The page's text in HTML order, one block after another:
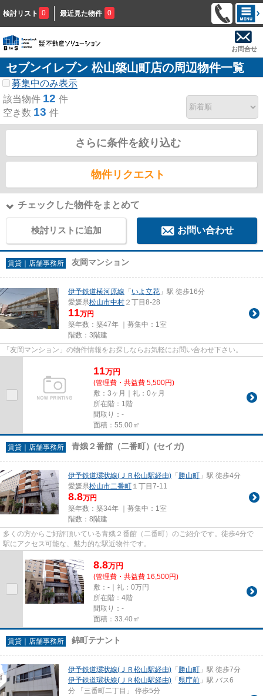
検討リスト 0 最近見た物件 0
お問合せ
セブンイレブン 松山築山町店の周辺物件一覧
募集中のみ表示
該当物件 12 件
空き数 13 件
さらに条件を絞り込む
物件リクエスト
チェックした物件をまとめて
検討リストに追加 お問い合わせ
賃貸｜店舗事務所 友岡マンション
伊予鉄道横河原線 「 いよ立花 」駅 徒歩16分
愛媛県松山市中村 ２丁目8-28
11万円
築年数：築47年 ｜募集中： 1室
階数：3階建
「友岡マンション」の物件情報をお探しならお気軽にお問い合わせ下さい。
11万円
(管理費・共益費 5,500円)
敷：3ヶ月｜礼：0ヶ月
所在階：1階
間取り：-
面積：55.00㎡
賃貸｜店舗事務所 青娥２番館（二番町）(セイガ)
伊予鉄道環状線(ＪＲ松山駅経由) 「 勝山町 」駅 徒歩4分
愛媛県松山市二番町 １丁目7-11
8.8万円
築年数：築34年 ｜募集中： 1室
階数：8階建
多くの方からご好評頂いている青娥２番館（二番町）のご紹介です。徒歩4分で
駅にアクセス可能な、魅力的な駅近物件です。
8.8万円
(管理費・共益費 16,500円)
敷：-｜礼：0万円
所在階：4階
間取り：-
面積：33.40㎡
賃貸｜店舗事務所 錦町テナント
伊予鉄道環状線(ＪＲ松山駅経由) 「 勝山町 」駅 徒歩7分
伊予鉄道環状線(ＪＲ松山駅経由) 「 県庁前 」駅 バス6
分 「三番町二丁目」 停歩5分